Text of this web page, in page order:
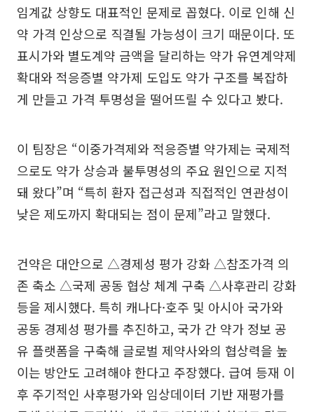
임계값 상향도 대표적인 문제로 꼽혔다. 이로 인해 신
약 가격 인상으로 직결될 가능성이 크기 때문이다. 또
표시가와 별도계약 금액을 달리하는 약가 유연계약제
확대와 적응증별 약가제 도입도 약가 구조를 복잡하
게 만들고 가격 투명성을 떨어뜨릴 수 있다고 봤다.
이 팀장은 “이중가격제와 적응증별 약가제는 국제적
으로도 약가 상승과 불투명성의 주요 원인으로 지적
돼 왔다”며 “특히 환자 접근성과 직접적인 연관성이
낮은 제도까지 확대되는 점이 문제”라고 말했다.
건약은 대안으로 △경제성 평가 강화 △참조가격 의
존 축소 △국제 공동 협상 체계 구축 △사후관리 강화
등을 제시했다. 특히 캐나다·호주 및 아시아 국가와
공동 경제성 평가를 추진하고, 국가 간 약가 정보 공
유 플랫폼을 구축해 글로벌 제약사와의 협상력을 높
이는 방안도 고려해야 한다고 주장했다. 급여 등재 이
후 주기적인 사후평가와 임상데이터 기반 재평가를